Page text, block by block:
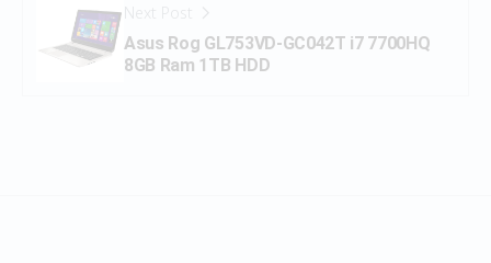
Next Post
Asus Rog GL753VD-GC042T i7 7700HQ
8GB Ram 1TB HDD